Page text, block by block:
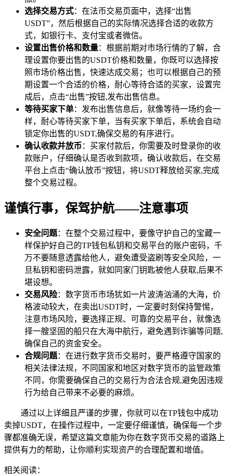
选择交易方式：在法币交易页面中，选择“出售
USDT”，然后根据自己的实际情况选择合适的收款方
式，如银行卡、支付宝或者微信。
设置出售价格和数量：根据前期对市场行情的了解，合
理设置你要出售的USDT价格和数量，你既可以选择按
照市场价格出售，快速达成交易；也可以根据自己的预
期设置一个合适的价格，耐心等待合适的买家，设置完
成后，点击“出售”按钮,发布出售信息。
等待买家下单：发布出售信息后，就像等待一场约会一
样，耐心等待买家下单，当有买家下单后，系统会自动
锁定你出售的USDT,确保交易的有序进行。
确认收款并放币 ：买家付款后，你需要及时登录你的收
款账户，仔细确认是否收到款项，确认收款后，在交易
平台上点击“确认放币”按钮，将USDT释放给买家,完成
整个交易过程。
谨慎行事，保驾护航——注意事项
安全问题：在整个交易过程中，要像守护自己的宝藏一
样保护好自己的TP钱包私钥和交易平台的账户密码，千
万不要随意透露给他人，避免遭受盗刷等安全风险，一
旦私钥和密码泄露，就如同家门钥匙被他人获取,后果不
堪设想。
交易风险：数字货币市场犹如一片波涛汹涌的大海，价
格波动较大，在卖出USDT时，一定要时刻保持警惕，
注意市场风险，要选择正规、可靠的交易平台，就像选
择一艘坚固的船只在大海中航行，避免遇到诈骗等问题,
确保自己的资金安全。
合规问题：在进行数字货币交易时，要严格遵守国家的
相关法律法规，不同国家和地区对数字货币的监管政策
不同，你需要确保自己的交易行为合法合规,避免因违规
行为给自己带来不必要的麻烦。
通过以上详细且严谨的步骤，你就可以在TP钱包中成功
卖掉USDT，在操作过程中，一定要仔细谨慎，确保每一个步
骤都准确无误，希望这篇文章能为你在数字货币交易的道路上
提供有力的帮助，让你顺利实现资产的合理配置和增值。
相关阅读：